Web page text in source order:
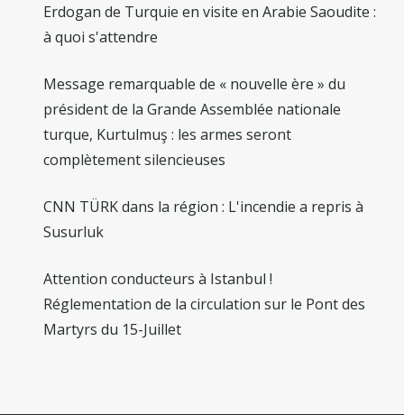
Erdogan de Turquie en visite en Arabie Saoudite :
à quoi s'attendre
Message remarquable de « nouvelle ère » du
président de la Grande Assemblée nationale
turque, Kurtulmuş : les armes seront
complètement silencieuses
CNN TÜRK dans la région : L'incendie a repris à
Susurluk
Attention conducteurs à Istanbul !
Réglementation de la circulation sur le Pont des
Martyrs du 15-Juillet